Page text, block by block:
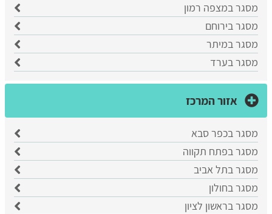
מסגר במצפה רמון
מסגר בירוחם
מסגר במיתר
מסגר בערד
אזור המרכז
מסגר בכפר סבא
​מסגר בפתח תקווה
​מסגר בתל אביב
מסגר בחולון
מסגר בראשון לציון